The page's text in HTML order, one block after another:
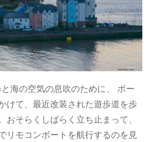
海の空気の息吹のために、 ポー
けて、最近改装された遊歩道を歩
おそらくしばらく立ち止まって、
リモコンボートを航行するのを見